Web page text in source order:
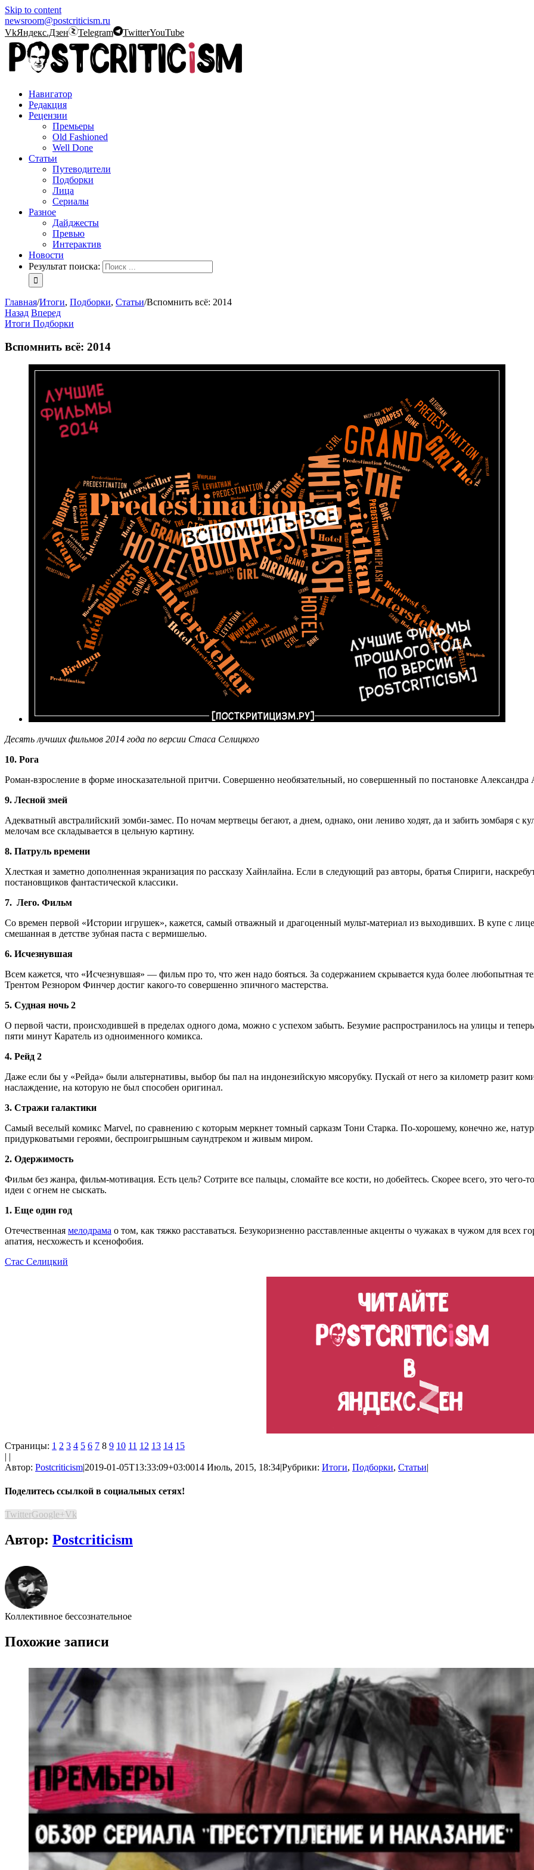
Skip to content
newsroom@postcriticism.ru
VkЯндекс.Дзен Telegram TwitterYouTube
Навигатор
Редакция
Рецензии
Премьеры
Old Fashioned
Well Done
Статьи
Путеводители
Подборки
Лица
Сериалы
Разное
Дайджесты
Превью
Интерактив
Новости
Результат поиска:
Главная/Итоги, Подборки, Статьи/Вспомнить всё: 2014
Назад Вперед
Итоги Подборки
Вспомнить всё: 2014
Десять лучших фильмов 2014 года по версии Стаса Селицкого
10. Рога
Роман-взросление в форме иносказательной притчи. Совершенно необязательный, но совершенный по постановке Александра
9. Лесной змей
Адекватный австралийский зомби-замес. По ночам мертвецы бегают, а днем, однако, они лениво ходят, да и забить зомбаря с
мелочам все складывается в цельную картину.
8. Патруль времени
Хлесткая и заметно дополненная экранизация по рассказу Хайнлайна. Если в следующий раз авторы, братья Спириги,
постановщиков фантастической классики.
7. Лего. Фильм
Со времен первой «Истории игрушек», кажется, самый отважный и драгоценный мульт-материал из выходивших. В купе с
смешанная в детстве зубная паста с вермишелью.
6. Исчезнувшая
Всем кажется, что «Исчезнувшая» — фильм про то, что жен надо бояться. За содержанием скрывается куда более любопытная
Трентом Резнором Финчер достиг какого-то совершенно эпичного мастерства.
5. Судная ночь 2
О первой части, происходившей в пределах одного дома, можно с успехом забыть. Безумие распространилось на улицы и
пяти минут Каратель из одноименного комикса.
4. Рейд 2
Даже если бы у «Рейда» были альтернативы, выбор бы пал на индонезийскую мясорубку. Пускай от него за километр разит
наслаждение, на которую не был способен оригинал.
3. Стражи галактики
Самый веселый комикс Marvel, по сравнению с которым меркнет томный сарказм Тони Старка. По-хорошему, конечно же,
придурковатыми героями, беспроигрышным саундтреком и живым миром.
2. Одержимость
Фильм без жанра, фильм-мотивация. Есть цель? Сотрите все пальцы, сломайте все кости, но добейтесь. Скорее всего, это чего-
идеи с огнем не сыскать.
1. Еще один год
Отечественная мелодрама о том, как тяжко расставаться. Безукоризненно расставленные акценты о чужаках в чужом для всех
апатия, несхожесть и ксенофобия.
Стас Селицкий
Страницы: 1 2 3 4 5 6 7 8 9 10 11 12 13 14 15
| |
Автор: Postcriticism|2019-01-05T13:33:09+03:0014 Июль, 2015, 18:34|Рубрики: Итоги, Подборки, Статьи|
Поделитесь ссылкой в социальных сетях!
TwitterGoogle+Vk
Автор: Postcriticism
Коллективное бессознательное
Похожие записи